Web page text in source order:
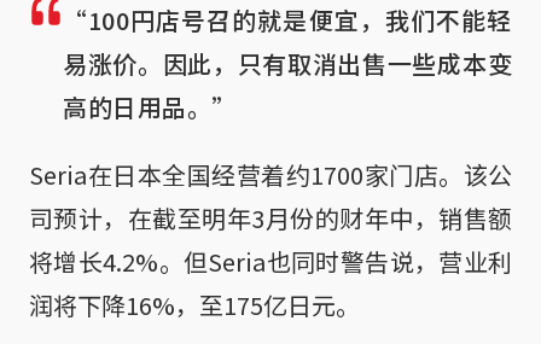
“100円店号召的就是便宜，我们不能轻
易涨价。因此，只有取消出售一些成本变
高的日用品。”
Seria在日本全国经营着约1700家门店。该公
司预计，在截至明年3月份的财年中，销售额
将增长4.2%。但Seria也同时警告说，营业利
润将下降16%，至175亿日元。